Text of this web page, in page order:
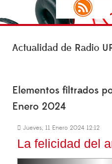
Actualidad de Radio
Elementos filtrados
Enero 2024
Jueves, 11 Enero 2024 12:12
La felicidad del